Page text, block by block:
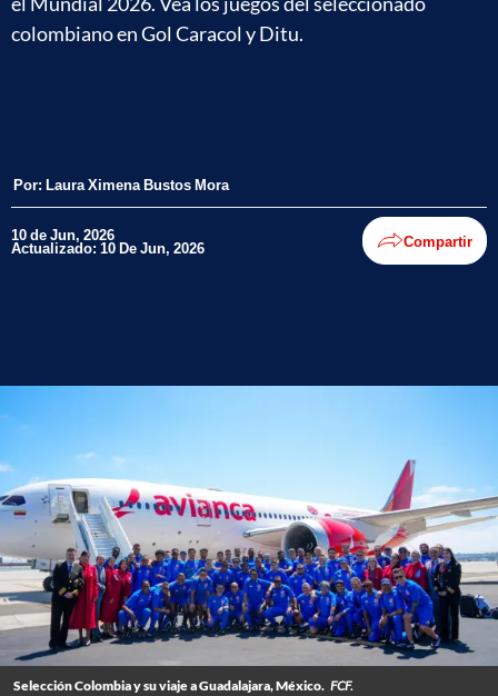
colombiano en Gol Caracol y Ditu.
Por: Laura Ximena Bustos Mora
10 de Jun, 2026
Actualizado: 10 De Jun, 2026 Compartir
Selección Colombia y su viaje a Guadalajara, México. FCF.